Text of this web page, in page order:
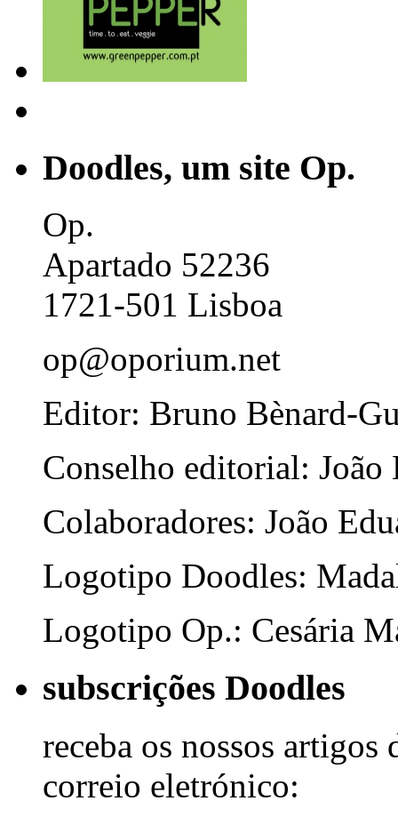
Doodles, um site Op.
Op.
Apartado 52236
1721-501 Lisboa
op@oporium.net
Editor: Bruno Bènard-
Conselho editorial: João
Colaboradores: João
Logotipo Doodles:
Logotipo Op.: Cesária
subscrições Doodles
receba os nossos artigos
correio eletrónico: